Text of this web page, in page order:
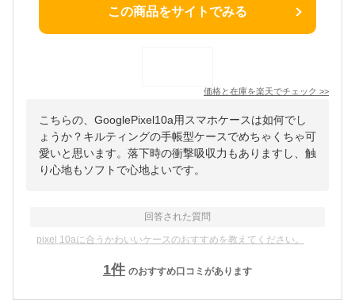
この商品をサイトでみる
価格と在庫を楽天でチェック >>
こちらの、GooglePixel10a用スマホケースは如何でし
ょうか？キルティングの手帳型ケースでめちゃくちゃ可
愛いと思います。落下時の衝撃吸収力もありますし、触
り心地もソフトで心地よいです。
回答された質問
pixel 10aに合うかわいいケースのおすすめを教えてください。
1件 のおすすめ口コミがあります